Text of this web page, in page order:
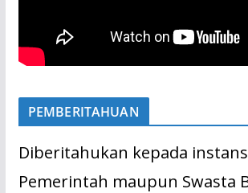
PEMBERITAHUAN
Diberitahukan kepada
Pemerintah maupun Swasta